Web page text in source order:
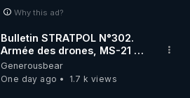
Why this ad?
Bulletin STRATPOL N°302.
Armée des drones, MS-21 en
série, missiles coréens.
07.08.2026.
Generousbear
One day ago
1.7 k views